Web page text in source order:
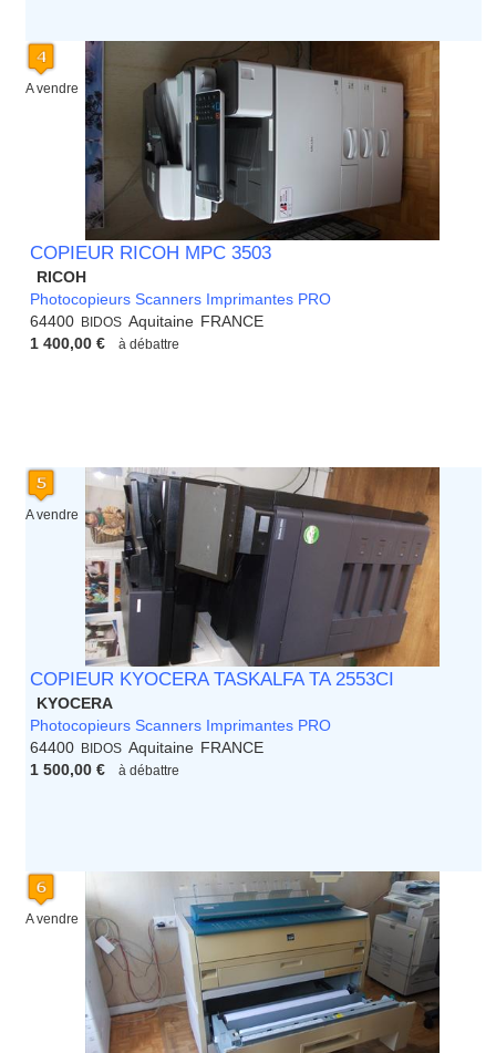
A vendre
COPIEUR RICOH MPC 3503
RICOH
Photocopieurs Scanners Imprimantes PRO
64400 BIDOS Aquitaine FRANCE
1 400,00 €
à débattre
A vendre
COPIEUR KYOCERA TASKALFA TA 2553CI
KYOCERA
Photocopieurs Scanners Imprimantes PRO
64400 BIDOS Aquitaine FRANCE
1 500,00 €
à débattre
A vendre